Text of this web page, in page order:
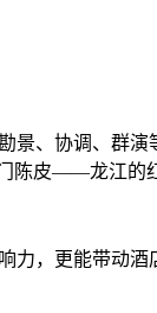
景、协调、群
陈皮——龙江的
力，更能带动酒